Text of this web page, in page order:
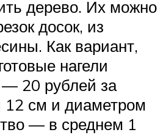
дерево. Их можно
досок, из
Как вариант,
нагели
— 20 рублей за
см и диаметром
— в среднем 1